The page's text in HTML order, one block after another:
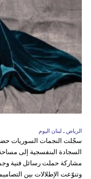
الرياض ـ لبنان اليوم
السجادة البنفسجية إلى
مشاركة حملت رسائل فنية
وتنوّعت الإطلالات بين